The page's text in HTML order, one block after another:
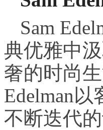
Sam
典优雅中
奢的时尚
Edelman
不断迭代